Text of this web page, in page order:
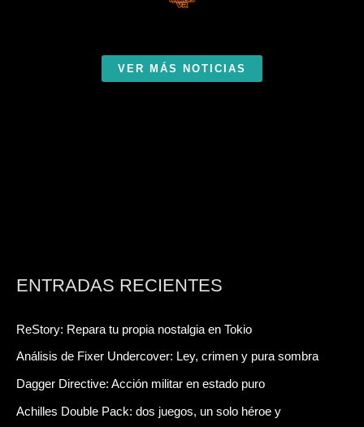
VER MÁS NOTICIAS
ENTRADAS RECIENTES
ReStory: Repara tu propia nostalgia en Tokio
Análisis de Fixer Undercover: Ley, crimen y pura sombra
Dagger Directive: Acción militar en estado puro
Achilles Double Pack: dos juegos, un solo héroe y